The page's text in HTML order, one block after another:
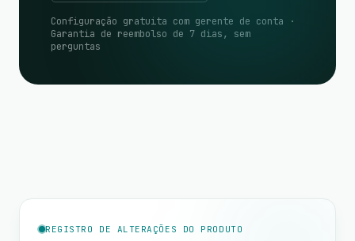
Configuração gratuita com gerente de conta ·
Garantia de reembolso de 7 dias, sem
perguntas
REGISTRO DE ALTERAÇÕES DO PRODUTO